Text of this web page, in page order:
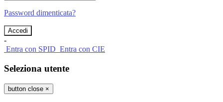
Password dimenticata?
-
Entra con SPID Entra con CIE
Seleziona utente
button close ×